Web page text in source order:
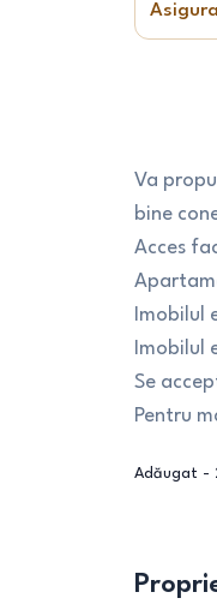
Va
bine
Acces
Imobilul
Imobilul
Se
Pentru
Adăugat -